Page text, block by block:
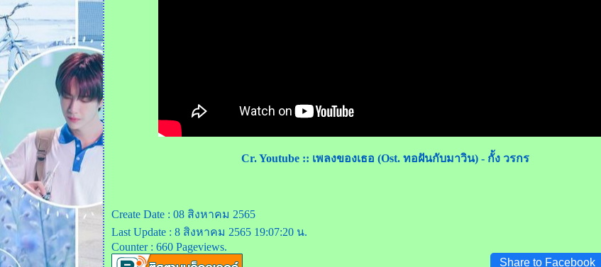
Cr. Youtube :: เพลงของเธอ (Ost. ทอฝันกับมาวิน) - กั้ง วรกร
Create Date : 08 สิงหาคม 2565
Last Update : 8 สิงหาคม 2565 19:07:20 น.
Counter : 660 Pageviews.
Share to Facebook